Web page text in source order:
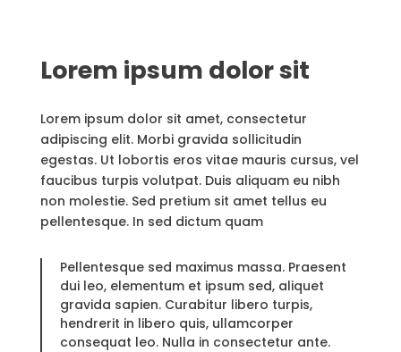
Lorem ipsum dolor sit
Lorem ipsum dolor sit amet, consectetur
adipiscing elit. Morbi gravida sollicitudin
egestas. Ut lobortis eros vitae mauris cursus, vel
faucibus turpis volutpat. Duis aliquam eu nibh
non molestie. Sed pretium sit amet tellus eu
pellentesque. In sed dictum quam
Pellentesque sed maximus massa. Praesent
dui leo, elementum et ipsum sed, aliquet
gravida sapien. Curabitur libero turpis,
hendrerit in libero quis, ullamcorper
consequat leo. Nulla in consectetur ante.